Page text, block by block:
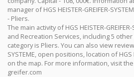
manager of HGS HEISTER-GREIFER-
- Pliers.
The main activity of HGS HEISTER-
and Recreation Services, including 5
category is Pliers. You can also view
SYSTEME, open positions, location of HGS
on the map. For more information, visit
greifer.com